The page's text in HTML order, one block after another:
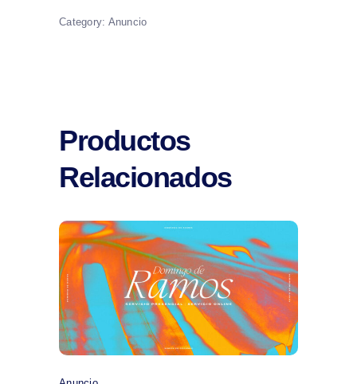
Category: Anuncio
Productos
Relacionados
Comprar